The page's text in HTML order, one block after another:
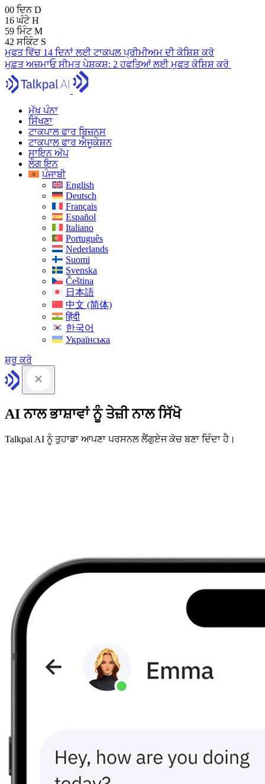
00 ਦਿਨD
16 ਘੰਟੇH
59 ਮਿੰਟM
41 ਸਕਿੰਟ S
ਮੁਫਤ ਵਿੱਚ 14 ਦਿਨਾਂ ਲਈ ਟਾਕਪਲ ਪ੍ਰੀਮੀਅਮ ਦੀ ਕੋਸ਼ਿਸ਼ ਕਰੋ
ਮੁਫ਼ਤ ਅਜ਼ਮਾਓਸੀਮਤ ਪੇਸ਼ਕਸ਼: 2 ਹਫਤਿਆਂ ਲਈ ਮੁਫਤ ਕੋਸ਼ਿਸ਼ ਕਰੋ
ਮੁੱਖ ਪੰਨਾ
ਸਿੱਖਣਾ
ਟਾਕਪਾਲ ਫਾਰ ਬਿਜ਼ਨਸ
ਟਾਕਪਾਲ ਫਾਰ ਐਜੂਕੇਸ਼ਨ
ਸਾਇਨ ਅੱਪ
ਲੌਗ ਇਨ
ਪੰਜਾਬੀ
English
Deutsch
Français
Español
Italiano
Português
Nederlands
Suomi
Svenska
Čeština
日本語
中文 (简体)
हिंदी
한국어
Українська
ਸ਼ੁਰੂ ਕਰੋ
AI ਨਾਲ ਭਾਸ਼ਾਵਾਂ ਨੂੰ ਤੇਜ਼ੀ ਨਾਲ ਸਿੱਖੋ
Talkpal AI ਨੂੰ ਤੁਹਾਡਾ ਆਪਣਾ ਪਰਸਨਲ ਲੈਂਗੁਏਜ ਕੋਚ ਬਣਾ ਦਿੰਦਾ ਹੈ।